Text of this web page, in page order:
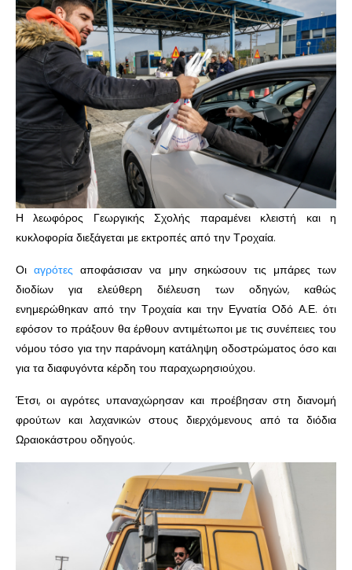
Η λεωφόρος Γεωργικής Σχολής παραμένει κλειστή και η
κυκλοφορία διεξάγεται με εκτροπές από την Τροχαία.
Οιαγρότεςαποφάσισαν να μην σηκώσουν τις μπάρες των
διοδίων για ελεύθερη διέλευση των οδηγών, καθώς
ενημερώθηκαν από την Τροχαία και την Εγνατία Οδό Α.Ε. ότι
εφόσον το πράξουν θα έρθουν αντιμέτωποι με τις συνέπειες του
νόμου τόσο για την παράνομη κατάληψη οδοστρώματος όσο και
για τα διαφυγόντα κέρδη του παραχωρησιούχου.
Έτσι, οι αγρότες υπαναχώρησαν και προέβησαν στη διανομή
φρούτων και λαχανικών στους διερχόμενους από τα διόδια
Ωραιοκάστρου οδηγούς.